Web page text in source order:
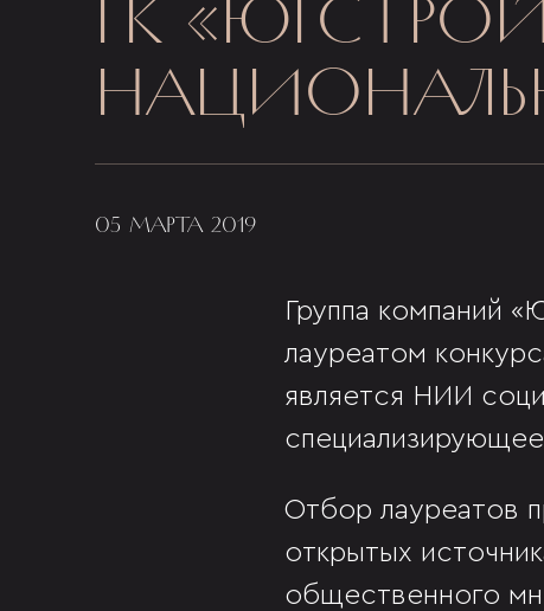
ГК
05 МАРТА 2019
Группа компаний
лауреатом
является НИИ
Отбор лауреатов
открытых
общественного